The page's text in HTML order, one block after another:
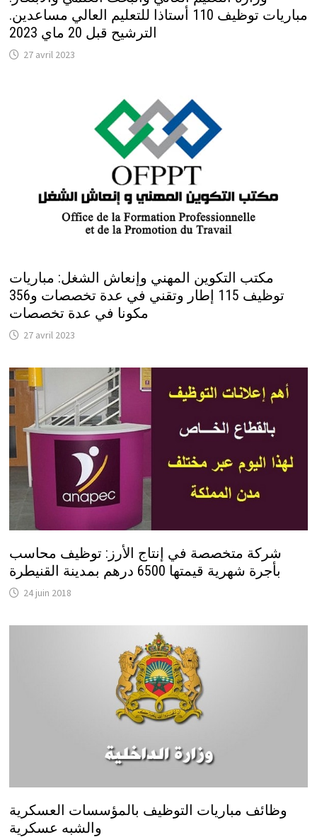
مباريات توظيف 110 أستاذا للتعليم العالي مساعدين.
الترشيح قبل 20 ماي 2023
27 avril 2023
مكتب التكوين المهني وإنعاش الشغل: مباريات
توظيف 115 إطار وتقني في عدة تخصصات و356
مكونا في عدة تخصصات
27 avril 2023
شركة متخصصة في إنتاج الأرز: توظيف محاسب
بأجرة شهرية قيمتها 6500 درهم بمدينة القنيطرة
24 juin 2018
وظائف مباريات التوظيف بالمؤسسات العسكرية
والشبه عسكرية